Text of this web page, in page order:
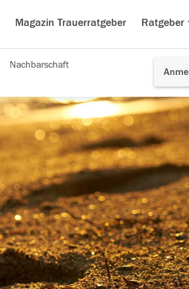
Magazin Trauerratgeber Ratgeber
Nachbarschaft